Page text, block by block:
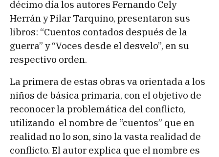
décimo día los autores Fernando Cely
Herrán y Pilar Tarquino, presentaron sus
libros: “Cuentos contados después de la
guerra” y “Voces desde el desvelo”, en su
respectivo orden.
La primera de estas obras va orientada a los
niños de básica primaria, con el objetivo de
reconocer la problemática del conflicto,
utilizando el nombre de “cuentos” que en
realidad no lo son, sino la vasta realidad de
conflicto. El autor explica que el nombre es